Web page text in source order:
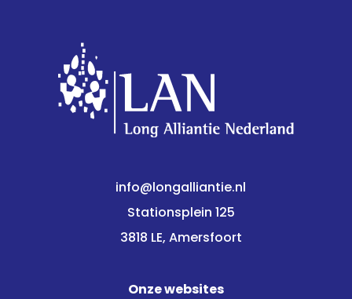
info@longalliantie.nl
Stationsplein 125
3818 LE, Amersfoort
Onze websites